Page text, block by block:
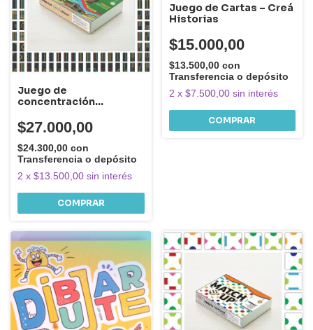
Juego de
concentración
$27.000,00
$24.300,00 con
Transferencia o depósito
2 x $13.500,00 sin interés
Juego de Cartas – Creá
Historias
$15.000,00
$13.500,00 con
Transferencia o depósito
2 x $7.500,00 sin interés
COMPRAR